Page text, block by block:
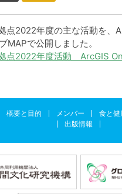
点2022年度の主な活動を、
MAPで公開しました。
点2022年度活動 ArcGIS
概要と目的 メンバー 食と
出版情報